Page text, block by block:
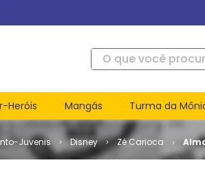
O que você procura?
Heróis Mangás Turma da
Juvenis Disney Zé Carioca
do